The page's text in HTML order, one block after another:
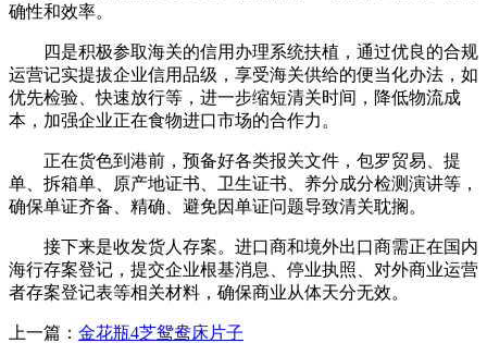
确性和效率。
四是积极参取海关的信用办理系统扶植，通过优良的合规
运营记实提拔企业信用品级，享受海关供给的便当化办法，如
优先检验、快速放行等，进一步缩短清关时间，降低物流成
本，加强企业正在食物进口市场的合作力。
正在货色到港前，预备好各类报关文件，包罗贸易、提
单、拆箱单、原产地证书、卫生证书、养分成分检测演讲等，
确保单证齐备、精确、避免因单证问题导致清关耽搁。
接下来是收发货人存案。进口商和境外出口商需正在国内
海行存案登记，提交企业根基消息、停业执照、对外商业运营
者存案登记表等相关材料，确保商业从体天分无效。
上一篇： 金花瓶4芝鸳鸯床片子